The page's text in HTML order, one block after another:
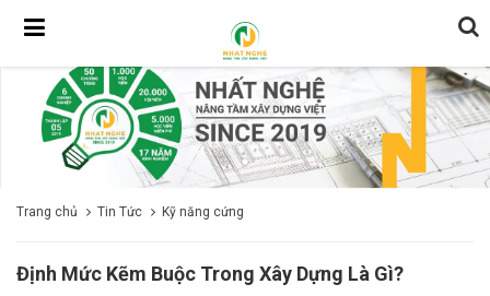
Trang chủ Tin Tức Kỹ năng cứng
Định Mức Kẽm Buộc Trong Xây Dựng Là Gì?